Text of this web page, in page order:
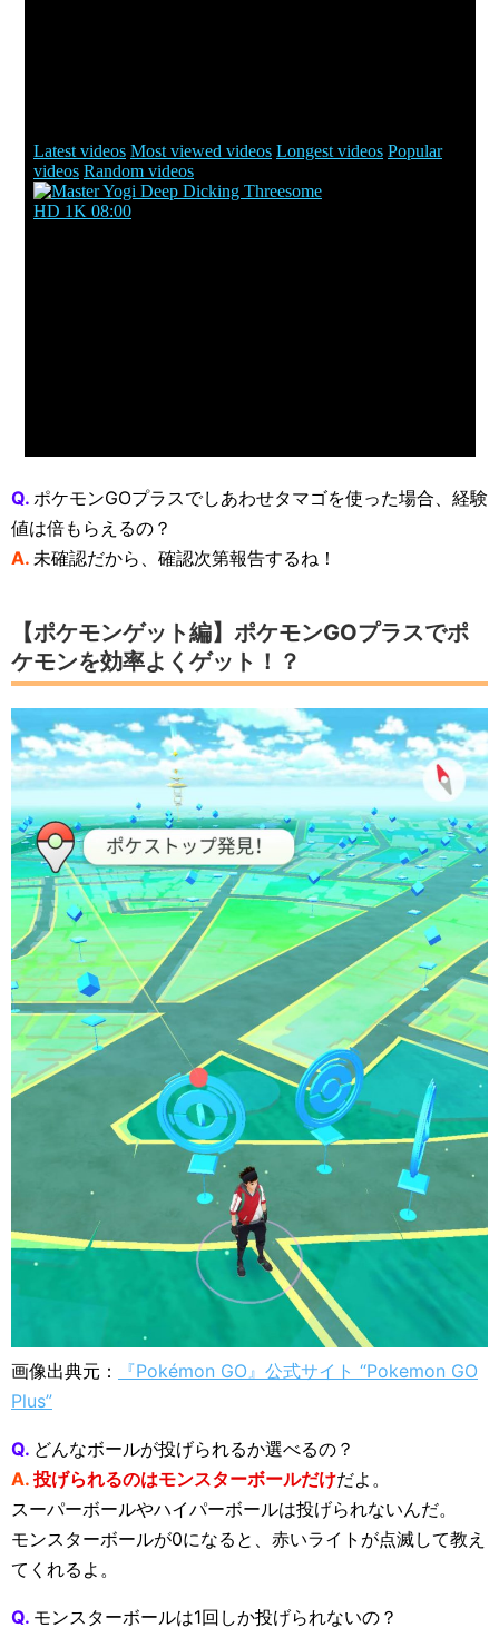
Q. ポケモンGOプラスでしあわせタマゴを使った場合、経験
値は倍もらえるの？
A. 未確認だから、確認次第報告するね！
【ポケモンゲット編】ポケモンGOプラスでポ
ケモンを効率よくゲット！？
画像出典元：
『Pokémon GO』公式サイト “Pokemon GO
Plus”
Q. どんなボールが投げられるか選べるの？
A.投げられるのはモンスターボールだけだよ。
スーパーボールやハイパーボールは投げられないんだ。
モンスターボールが0になると、赤いライトが点滅して教え
てくれるよ。
Q. モンスターボールは1回しか投げられないの？